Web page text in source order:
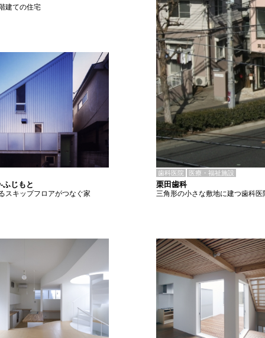
建ての住宅
ふじもと
スキップフロアがつなぐ家
歯科医院 医療・福祉施設
栗田歯科
三角形の小さな敷地に建つ歯科医